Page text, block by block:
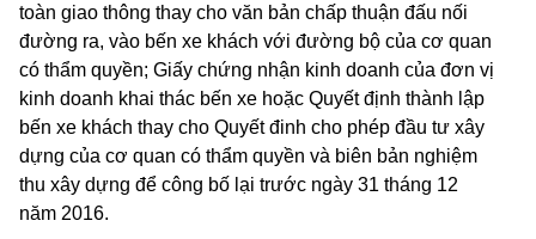
toàn giao thông thay cho văn bản chấp thuận đấu nối
đường ra, vào bến xe khách với đường bộ của cơ quan
có thẩm quyền; Giấy chứng nhận kinh doanh của đơn vị
kinh doanh khai thác bến xe hoặc Quyết định thành lập
bến xe khách thay cho Quyết đinh cho phép đầu tư xây
dựng của cơ quan có thẩm quyền và biên bản nghiệm
thu xây dựng để công bố lại trước ngày 31 tháng 12
năm 2016.